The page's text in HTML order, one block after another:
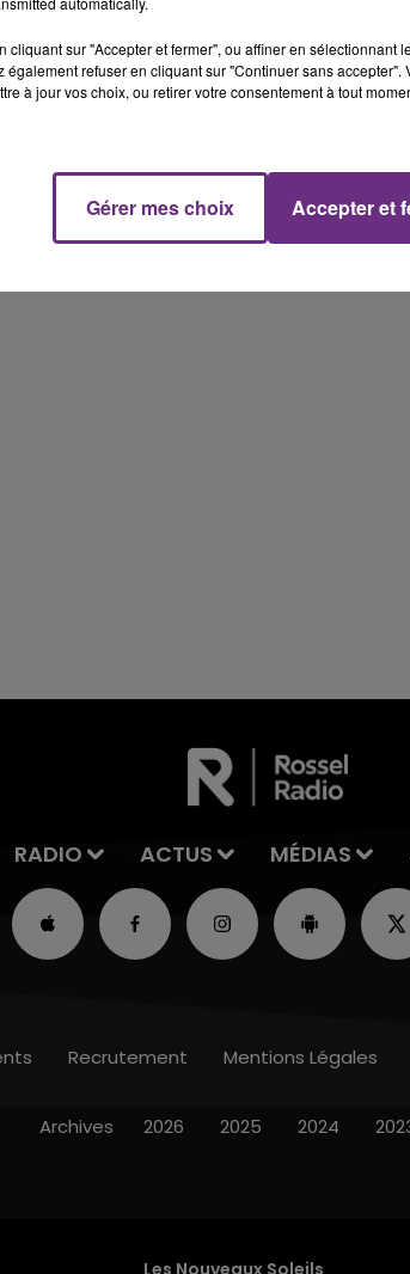
RADIO ACTUS MÉDIAS
Les Nouveaux Soleils
Recrutement Mentions Légales
Archives 2026 2025 2024
cliquant sur "Accepter et fermer", ou affiner en sélectionnant
également refuser en cliquant sur "Continuer sans
à jour vos choix, ou retirer votre consentement à tout
Gérer mes choix Accepter et